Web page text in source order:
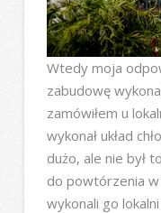
Wtedy moja
zabudowę
zamówiłem u
wykonał układ
dużo, ale nie był
do powtórzenia w
wykonali go